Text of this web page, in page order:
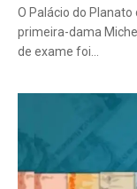
O Palácio do
primeira-dama
de exame foi…